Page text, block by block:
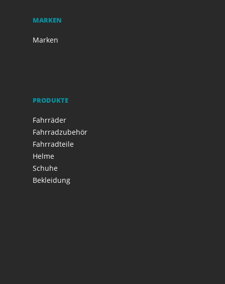
MARKEN
Marken
PRODUKTE
Fahrräder
Fahrradzubehör
Fahrradteile
Helme
Schuhe
Bekleidung